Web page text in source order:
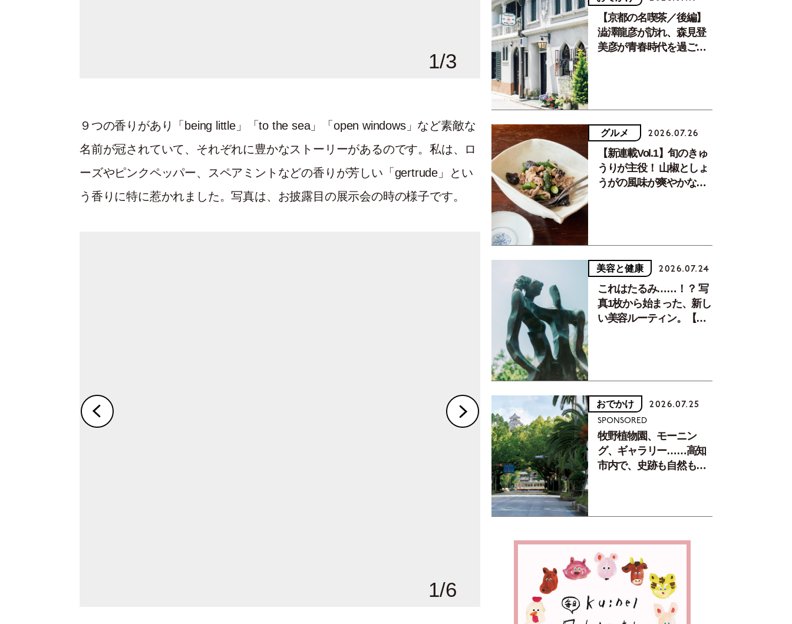
1/3
９つの香りがあり「being little」「to the sea」「open windows」など素敵な
名前が冠されていて、それぞれに豊かなストーリーがあるのです。私は、ロ
ーズやピンクペッパー、スペアミントなどの香りが芳しい「gertrude」とい
う香りに特に惹かれました。写真は、お披露目の展示会の時の様子です。
1/6
【京都の名喫茶／後編】
澁澤龍彦が訪れ、森見登
美彦が青春時代を過ごし
グルメ 2026.07.26
【新連載Vol.1】旬のきゅ
うりが主役！ 山椒としょ
うがの風味が爽やかな、
美容と健康 2026.07.24
これはたるみ……！？ 写
真1枚から始まった、新し
い美容ルーティン。【中
おでかけ 2026.07.25
SPONSORED
牧野植物園、モーニン
グ、ギャラリー……高知
市内で、史跡も自然もグ